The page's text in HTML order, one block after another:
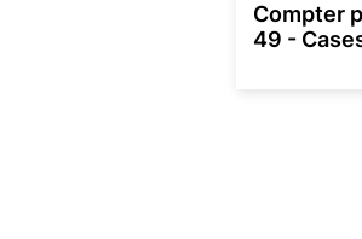
Compter
49 -